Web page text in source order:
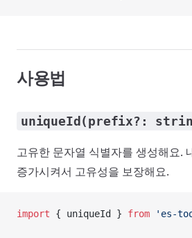
사용법
uniqueId(prefix?:
고유한 문자열 식별자를 생성해요.
증가시켜서 고유성을 보장해요.
import { uniqueId } from 'es-